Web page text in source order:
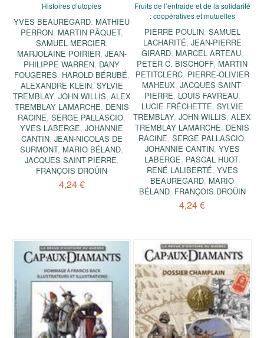
Histoires d’utopies
YVES BEAUREGARD, MATHIEU
PERRON, MARTIN PÂQUET,
SAMUEL MERCIER,
MARJOLAINE POIRIER, JEAN-
PHILIPPE WARREN, DANY
FOUGÈRES, HAROLD BÉRUBÉ,
ALEXANDRE KLEIN, SYLVIE
TREMBLAY, JOHN WILLIS, ALEX
TREMBLAY LAMARCHE, DENIS
RACINE,SERGE PALLASCIO,
YVES LABERGE,JOHANNIE
CANTIN, JEAN-NICOLAS DE
SURMONT, MARIO BÉLAND,
JACQUES SAINT-PIERRE,
FRANÇOIS DROÜIN
4,24 €
Fruits de l’entraide et de la solidarité
: coopératives et mutuelles
PIERRE POULIN, SAMUEL
LACHARITÉ, JEAN-PIERRE
GIRARD, MARCEL ARTEAU,
PETER C. BISCHOFF, MARTIN
PETITCLERC, PIERRE-OLIVIER
MAHEUX, JACQUES SAINT-
PIERRE, LOUIS FAVREAU,
LUCIE FRÉCHETTE, SYLVIE
TREMBLAY,JOHN WILLIS,ALEX
TREMBLAY LAMARCHE, DENIS
RACINE, SERGE PALLASCIO,
JOHANNIE CANTIN, YVES
LABERGE, PASCAL HUOT,
RENÉ LALIBERTÉ, YVES
BEAUREGARD, MARIO
BÉLAND, FRANÇOIS DROÜIN
4,24 €